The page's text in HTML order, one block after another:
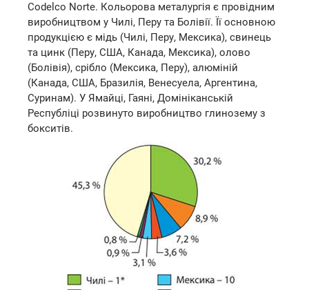
Codelco Norte. Кольорова металургія є провідним
виробництвом у Чилі, Перу та Болівії. Її основною
продукцією є мідь (Чилі, Перу, Мексика), свинець
та цинк (Перу, США, Канада, Мексика), олово
(Болівія), срібло (Мексика, Перу), алюміній
(Канада, США, Бразилія, Венесуела, Аргентина,
Суринам). У Ямайці, Гаяні, Домініканській
Республіці розвинуто виробництво глинозему з
бокситів.